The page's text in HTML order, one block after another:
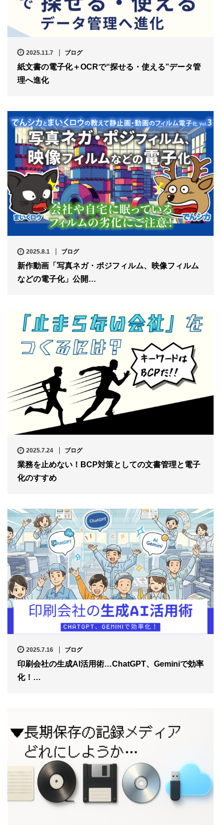
2025.11.7 ブログ
紙文書の電子化＋OCRで“探せる・使える”データ管
理へ進化
2025.8.1 ブログ
新作動画「写真ネガ・ポジフィルム、映像フィルム
などの電子化」公開…
2025.7.24 ブログ
業務を止めない！BCP対策としての文書管理と電子
化のすすめ
2025.7.16 ブログ
印刷会社の生成AI活用術…ChatGPT、Geminiで効率
化！…